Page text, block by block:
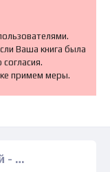
Ваша книга была
примем меры.